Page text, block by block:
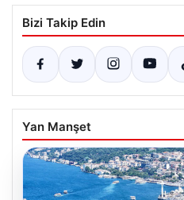
Bizi Takip Edin
Yan Manşet